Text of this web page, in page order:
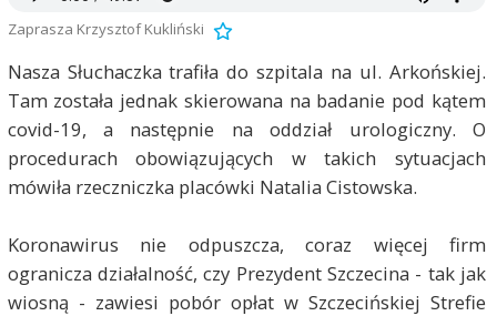
Zaprasza Krzysztof Kukliński
Nasza Słuchaczka trafiła do szpitala na ul. Arkońskiej.
Tam została jednak skierowana na badanie pod kątem
covid-19, a następnie na oddział urologiczny. O
procedurach obowiązujących w takich sytuacjach
mówiła rzeczniczka placówki Natalia Cistowska.
Koronawirus nie odpuszcza, coraz więcej firm
ogranicza działalność, czy Prezydent Szczecina - tak jak
wiosną - zawiesi pobór opłat w Szczecińskiej Strefie